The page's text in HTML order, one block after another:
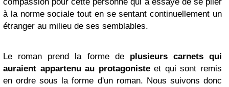
à la norme sociale tout en se sentant continuellement un
étranger au milieu de ses semblables.
Le roman prend la forme de plusieurs carnets qui
auraient appartenu au protagonisteet qui sont remis
en ordre sous la forme d'un roman. Nous suivons donc